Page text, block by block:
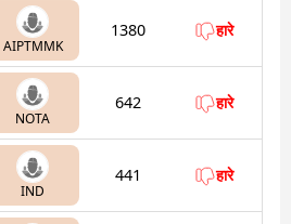
AIPTMMK
1380 हारे
NOTA
642 हारे
IND
441 हारे